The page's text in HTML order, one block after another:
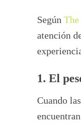
Según
atención
1. El
Cuando